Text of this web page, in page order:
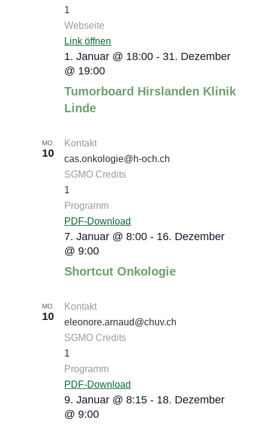
1. Januar @ 18:00 - 31. Dezember
@ 19:00
Tumorboard Hirslanden Klinik
Linde
1
Webseite
Link öffnen
MO.
10
7. Januar @ 8:00 - 16. Dezember
@ 9:00
Shortcut Onkologie
Kontakt
cas.onkologie@h-och.ch
SGMO Credits
1
Programm
PDF-Download
MO.
10
9. Januar @ 8:15 - 18. Dezember
@ 9:00
Kontakt
eleonore.arnaud@chuv.ch
SGMO Credits
1
Programm
PDF-Download